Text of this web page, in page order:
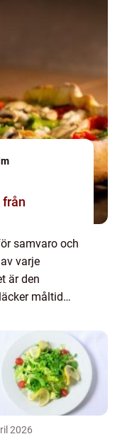
samvaro och
varje
är den
måltid
dig en g...
2026